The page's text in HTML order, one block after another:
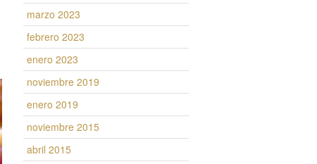
marzo 2023
febrero 2023
enero 2023
noviembre 2019
enero 2019
noviembre 2015
abril 2015